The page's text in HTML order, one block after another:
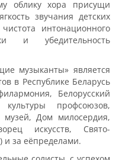
облику хора присущи
звучания детских
интонационного
и убедительность
музыканты» является
в Республике Беларусь
Белорусский
профсоюзов,
музей, Дом милосердия,
искусств, Свято-
и за еёпределами.